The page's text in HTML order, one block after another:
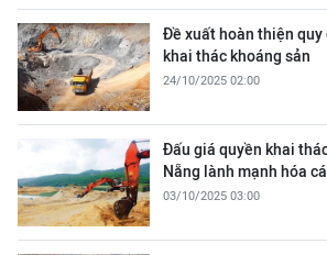
Đề xuất hoàn thiện quy
khai thác khoáng sản
24/10/2025 02:00
Đấu giá quyền khai
Nẵng lành mạnh hóa
03/10/2025 03:00